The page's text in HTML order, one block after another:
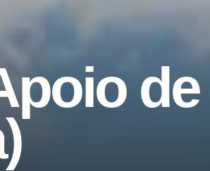
Base de Contêiner
Bebidas
de